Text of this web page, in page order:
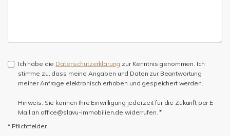
Ich habe die Datenschutzerklärung zur Kenntnis genommen. Ich
stimme zu, dass meine Angaben und Daten zur Beantwortung
meiner Anfrage elektronisch erhoben und gespeichert werden.
Hinweis: Sie können Ihre Einwilligung jederzeit für die Zukunft per E-
Mail an office@slavu-immobilien.de widerrufen. *
* Pflichtfelder